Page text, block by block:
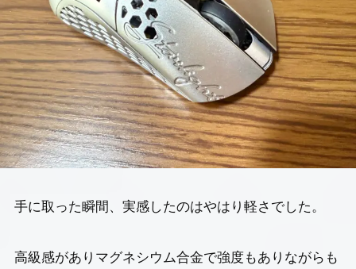
手に取った瞬間、実感したのはやはり軽さでした。
高級感がありマグネシウム合金で強度もありながらも